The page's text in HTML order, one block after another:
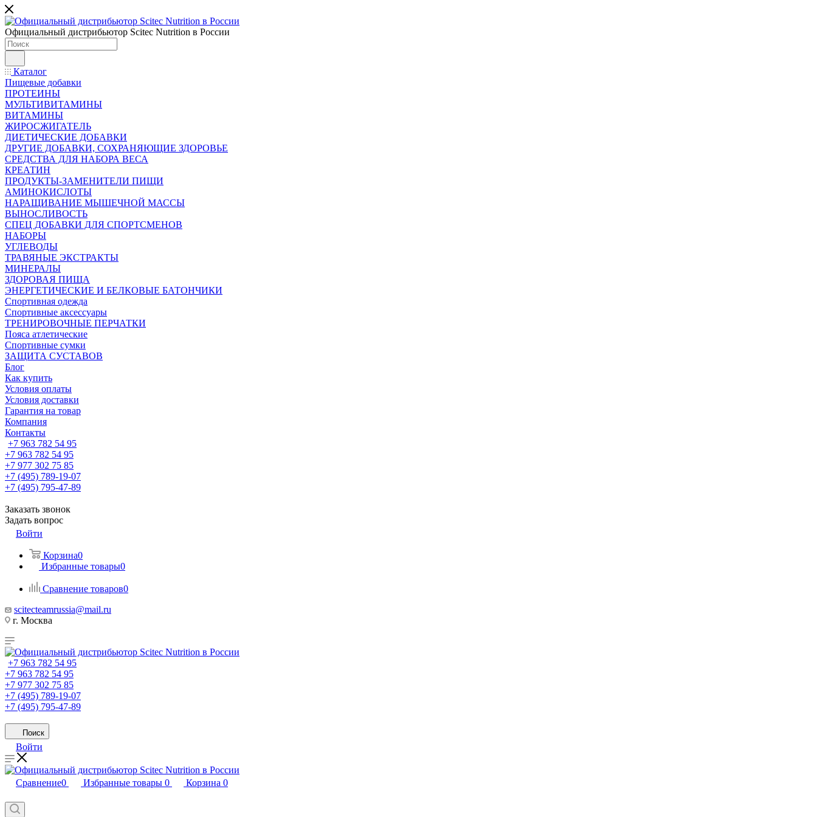
Официальный дистрибьютор Scitec Nutrition в России
Каталог
Пищевые добавки
ПРОТЕИНЫ
МУЛЬТИВИТАМИНЫ
ВИТАМИНЫ
ЖИРОСЖИГАТЕЛЬ
ДИЕТИЧЕСКИЕ ДОБАВКИ
ДРУГИЕ ДОБАВКИ, СОХРАНЯЮЩИЕ ЗДОРОВЬЕ
СРЕДСТВА ДЛЯ НАБОРА ВЕСА
КРЕАТИН
ПРОДУКТЫ-ЗАМЕНИТЕЛИ ПИЩИ
АМИНОКИСЛОТЫ
НАРАЩИВАНИЕ МЫШЕЧНОЙ МАССЫ
ВЫНОСЛИВОСТЬ
СПЕЦ ДОБАВКИ ДЛЯ СПОРТСМЕНОВ
НАБОРЫ
УГЛЕВОДЫ
ТРАВЯНЫЕ ЭКСТРАКТЫ
МИНЕРАЛЫ
ЗДОРОВАЯ ПИЩА
ЭНЕРГЕТИЧЕСКИЕ И БЕЛКОВЫЕ БАТОНЧИКИ
Спортивная одежда
Спортивные аксессуары
ТРЕНИРОВОЧНЫЕ ПЕРЧАТКИ
Пояса атлетические
Спортивные сумки
ЗАЩИТА СУСТАВОВ
Блог
Как купить
Условия оплаты
Условия доставки
Гарантия на товар
Компания
Контакты
+7 963 782 54 95
+7 963 782 54 95
+7 977 302 75 85
+7 (495) 789-19-07
+7 (495) 795-47-89
Заказать звонок
Задать вопрос
Войти
Корзина0
Избранные товары0
Сравнение товаров0
scitecteamrussia@mail.ru
г. Москва
+7 963 782 54 95
+7 963 782 54 95
+7 977 302 75 85
+7 (495) 789-19-07
+7 (495) 795-47-89
Поиск
Войти
Сравнение0 Избранные товары 0 Корзина 0